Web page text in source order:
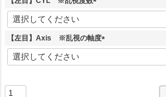
(
須
【左目】Axis ※乱視の軸度
(